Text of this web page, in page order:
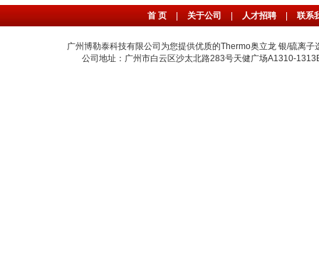
首 页 关于公司 人才招聘 联系
广州博勒泰科技有限公司为您提供优质的Thermo奥立龙 银/硫离
公司地址：广州市白云区沙太北路283号天健广场A1310-